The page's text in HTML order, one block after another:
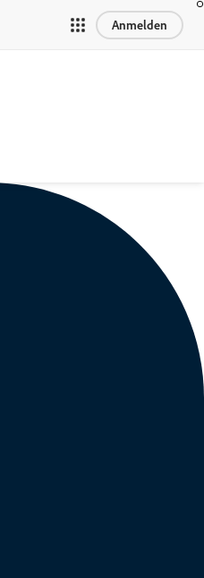
Anmelden